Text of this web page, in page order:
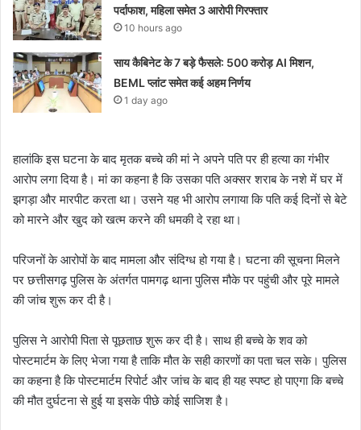
पर्दाफाश, महिला समेत 3 आरोपी गिरफ्तार
10 hours ago
साय कैबिनेट के 7 बड़े फैसले: 500 करोड़ AI मिशन,
BEML प्लांट समेत कई अहम निर्णय
1 day ago
हालांकि इस घटना के बाद मृतक बच्चे की मां ने अपने पति पर ही हत्या का गंभीर
आरोप लगा दिया है। मां का कहना है कि उसका पति अक्सर शराब के नशे में घर में
झगड़ा और मारपीट करता था। उसने यह भी आरोप लगाया कि पति कई दिनों से बेटे
को मारने और खुद को खत्म करने की धमकी दे रहा था।
परिजनों के आरोपों के बाद मामला और संदिग्ध हो गया है। घटना की सूचना मिलने
पर छत्तीसगढ़ पुलिस के अंतर्गत पामगढ़ थाना पुलिस मौके पर पहुंची और पूरे मामले
की जांच शुरू कर दी है।
पुलिस ने आरोपी पिता से पूछताछ शुरू कर दी है। साथ ही बच्चे के शव को
पोस्टमार्टम के लिए भेजा गया है ताकि मौत के सही कारणों का पता चल सके। पुलिस
का कहना है कि पोस्टमार्टम रिपोर्ट और जांच के बाद ही यह स्पष्ट हो पाएगा कि बच्चे
की मौत दुर्घटना से हुई या इसके पीछे कोई साजिश है।